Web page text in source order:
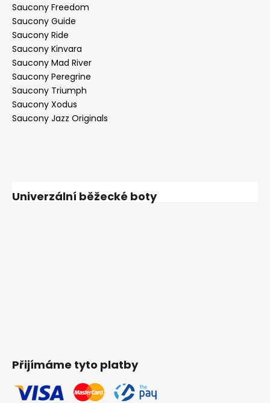
Saucony Freedom
Saucony Guide
Saucony Ride
Saucony Kinvara
Saucony Mad River
Saucony Peregrine
Saucony Triumph
Saucony Xodus
Saucony Jazz Originals
Univerzální běžecké boty
Přijímáme tyto platby